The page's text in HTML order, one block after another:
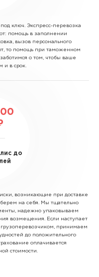
ключ. Экспресс-перевозка
помощь в заполнении
вызов персонального
то помощь при таможенном
о том, чтобы ваше
и в срок.
до
возникающие при доставке
берем на себя. Мы тщательно
надежно упаковываем
возмещения. Если наступает
грузоперевозчиком, принимаем
до положительного
оплачивается
стоимости.